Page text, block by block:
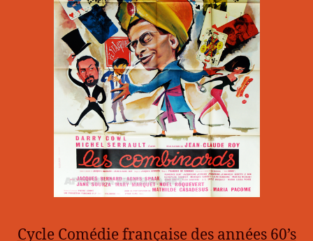
Cycle Comédie française des années 60’s